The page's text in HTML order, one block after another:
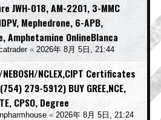
JWH-018, AM-2201, 3-MMC
Mephedrone, 6-APB,
Amphetamine OnlineBlanca
« 2026年 8月 5日, 21:44
NCLEX,CIPT Certificates
279-5912) BUY GREE,NCE,
CPSO, Degree
« 2026年 8月 5日, 21:24